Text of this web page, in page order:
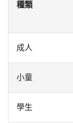
種類
成人
小童
學生